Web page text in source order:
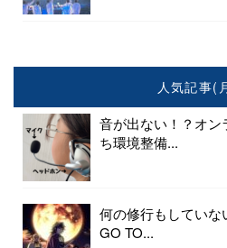
人気記事(
音が出ない！？オン
ち環境整備...
何の修行もしていな
GO TO...